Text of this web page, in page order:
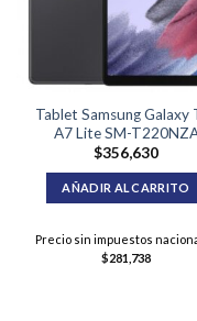
Tablet Samsung Galaxy
A7 Lite SM-
$356,630
AÑADIR AL CARRITO
Precio sin impuestos
$281,738